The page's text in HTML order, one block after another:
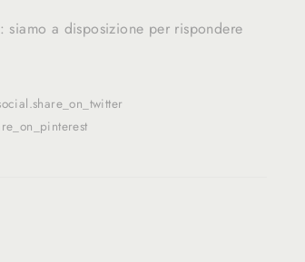
: siamo a disposizione per rispondere